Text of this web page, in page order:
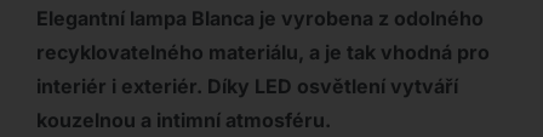
Elegantní lampa Blanca je vyrobena z odolného
recyklovatelného materiálu, a je tak vhodná pro
interiér i exteriér. Díky LED osvětlení vytváří
kouzelnou a intimní atmosféru.